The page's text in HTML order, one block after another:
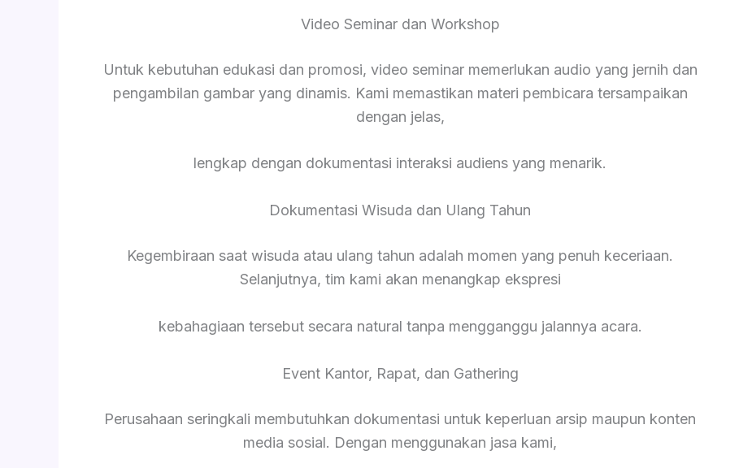
Video Seminar dan Workshop
Untuk kebutuhan edukasi dan promosi, video seminar memerlukan audio yang jernih dan
pengambilan gambar yang dinamis. Kami memastikan materi pembicara tersampaikan
dengan jelas,
lengkap dengan dokumentasi interaksi audiens yang menarik.
Dokumentasi Wisuda dan Ulang Tahun
Kegembiraan saat wisuda atau ulang tahun adalah momen yang penuh keceriaan.
Selanjutnya, tim kami akan menangkap ekspresi
kebahagiaan tersebut secara natural tanpa mengganggu jalannya acara.
Event Kantor, Rapat, dan Gathering
Perusahaan seringkali membutuhkan dokumentasi untuk keperluan arsip maupun konten
media sosial. Dengan menggunakan jasa kami,